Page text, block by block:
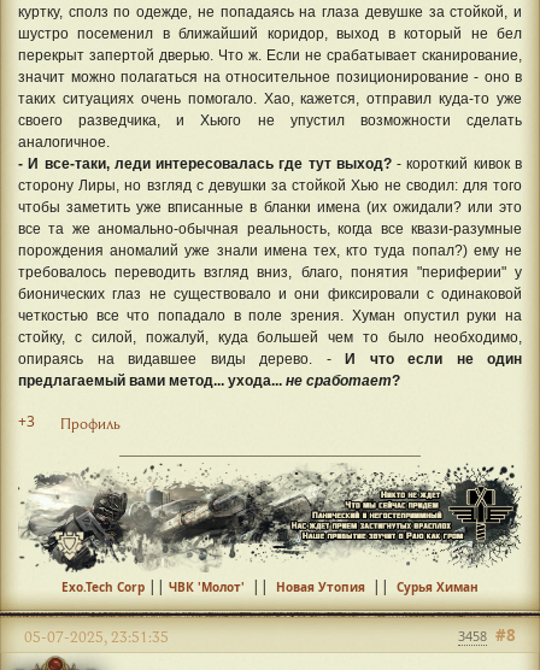
куртку, сполз по одежде, не попадаясь на глаза девушке за стойкой, и
шустро посеменил в ближайший коридор, выход в который не бел
перекрыт запертой дверью. Что ж. Если не срабатывает сканирование,
значит можно полагаться на относительное позиционирование - оно в
таких ситуациях очень помогало. Хао, кажется, отправил куда-то уже
своего разведчика, и Хьюго не упустил возможности сделать
аналогичное.
- И все-таки, леди интересовалась где тут выход?- короткий кивок в
сторону Лиры, но взгляд с девушки за стойкой Хью не сводил: для того
чтобы заметить уже вписанные в бланки имена (их ожидали? или это
все та же аномально-обычная реальность, когда все квази-разумные
порождения аномалий уже знали имена тех, кто туда попал?) ему не
требовалось переводить взгляд вниз, благо, понятия "периферии" у
бионических глаз не существовало и они фиксировали с одинаковой
четкостью все что попадало в поле зрения. Хуман опустил руки на
стойку, с силой, пожалуй, куда большей чем то было необходимо,
опираясь на видавшее виды дерево. - И что если не один
предлагаемый вами метод... ухода... не сработает?
+3 Профиль
Exo.Tech Corp || ЧВК 'Молот' || Новая Утопия || Сурья Химан
#8
05-07-2025, 23:51:35 3458